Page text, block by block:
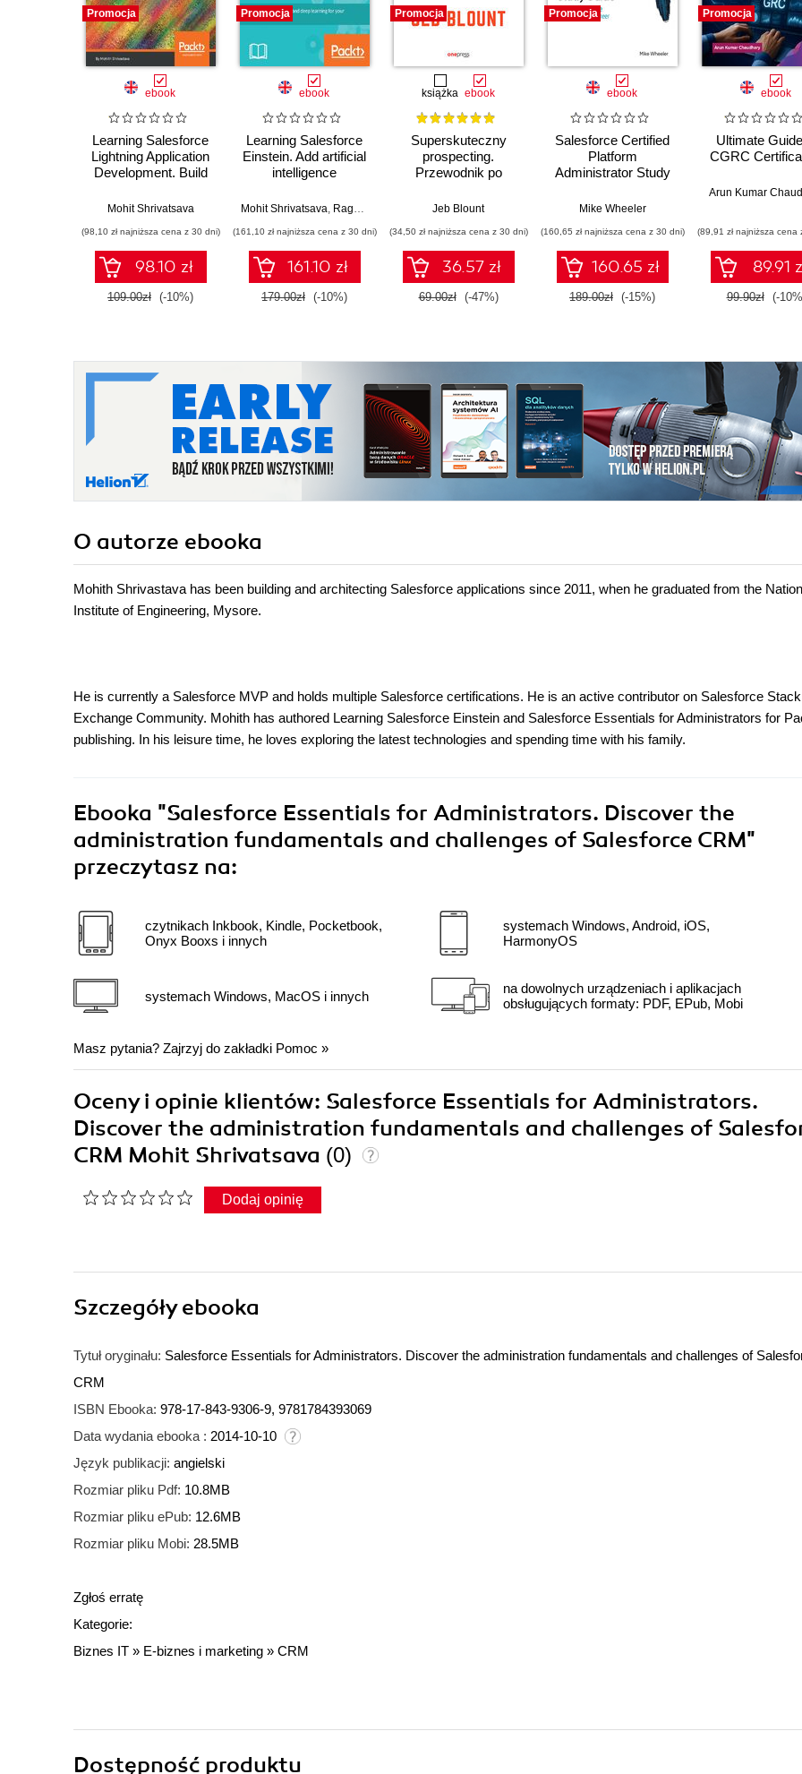
Promocja
ebook
Learning Salesforce
Lightning Application
Development. Build
Components for
Experience using
Salesforce DX
Mohit Shrivatsava
(98,10 zł najniższa cena z 30 dni)
98.10 zł
109.00zł (-10%)
Promocja
ebook
Learning Salesforce
Einstein. Add artificial
intelligence
business solutions
PredictiveIO, and
Force
Mohit Shrivatsava, Raghuver Parupalli
(161,10 zł najniższa cena z 30 dni)
161.10 zł
179.00zł (-10%)
Promocja
książka ebook
Superskuteczny
prospecting.
Przewodnik po
handlowych i
sprzedażowym za
pomocą social
mediów, telefonu i e-
mailingu
Jeb Blount
(34,50 zł najniższa cena z 30 dni)
36.57 zł
69.00zł (-47%)
Promocja
ebook
Salesforce Certified
Platform
Administrator Study
Elevate Your
Mike Wheeler
(160,65 zł najniższa cena z 30 dni)
160.65 zł
189.00zł (-15%)
Promocja
ebook
Ultimate
CGRC
Arun Kumar
(89,91 zł najniższa cena
89.91
99.90zł (-
O autorze ebooka
Mohith Shrivastava has been building and architecting Salesforce applications since 2011, when he graduated from the
Institute of Engineering, Mysore.
He is currently a Salesforce MVP and holds multiple Salesforce certifications. He is an active contributor on Salesforce Stack
Exchange Community. Mohith has authored Learning Salesforce Einstein and Salesforce Essentials for Administrators for
publishing. In his leisure time, he loves exploring the latest technologies and spending time with his family.
Ebooka "Salesforce Essentials for Administrators. Discover the
administration fundamentals and challenges of Salesforce CRM"
przeczytasz na:
czytnikach Inkbook, Kindle, Pocketbook,
Onyx Booxs i innych
systemach Windows, MacOS i innych
systemach Windows, Android, iOS,
HarmonyOS
na dowolnych urządzeniach i aplikacjach
obsługujących formaty: PDF, EPub, Mobi
Masz pytania? Zajrzyj do zakładki Pomoc »
Oceny i opinie klientów: Salesforce Essentials for Administrators.
Discover the administration fundamentals and challenges of
CRM Mohit Shrivatsava (0)
Dodaj opinię
Szczegółyebooka
Tytuł oryginału: Salesforce Essentials for Administrators. Discover the administration fundamentals and challenges of
CRM
ISBN Ebooka: 978-17-843-9306-9, 9781784393069
Data wydania ebooka : 2014-10-10
Język publikacji: angielski
Rozmiar pliku Pdf: 10.8MB
Rozmiar pliku ePub: 12.6MB
Rozmiar pliku Mobi: 28.5MB
Zgłoś erratę
Kategorie:
Biznes IT » E-biznes i marketing » CRM
Dostępność produktu